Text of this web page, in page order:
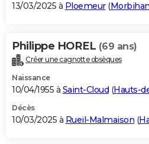
13/03/2025 à Ploemeur(Morbihan
Philippe HOREL (69 ans)
Créer une cagnotte obsèques
Naissance
10/04/1955 à Saint-Cloud (Hauts-
Décès
10/03/2025 à Rueil-Malmaison (